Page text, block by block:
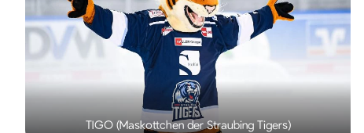
TIGO (Maskottchen der Straubing Tigers)